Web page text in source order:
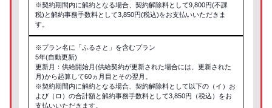
※契約期間内に解約となる場合、契約解除料として9,800円(不課
税)と解約事務手数料として3,850円(税込)をお支払いいただきま
す。
※プラン名に「ふるさと」を含むプラン
5年(自動更新)
更新月：供給開始月(供給契約が更新された場合には、更新された
月)から起算して60ヵ月目とその翌月。
※契約期間内に解約となる場合、契約解除料として以下の（イ）お
よび（ロ）の合計額と解約事務手数料として3,850円（税込）をお
支払いいただきます。